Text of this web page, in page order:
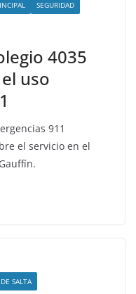
SEGURIDAD
4035
uso
911
el servicio en el
SALTA